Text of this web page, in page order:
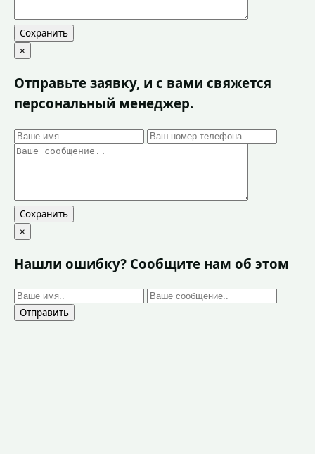
Сохранить
×
Отправьте заявку, и с вами свяжется
персональный менеджер.
Сохранить
×
Нашли ошибку? Сообщите нам об этом
Отправить